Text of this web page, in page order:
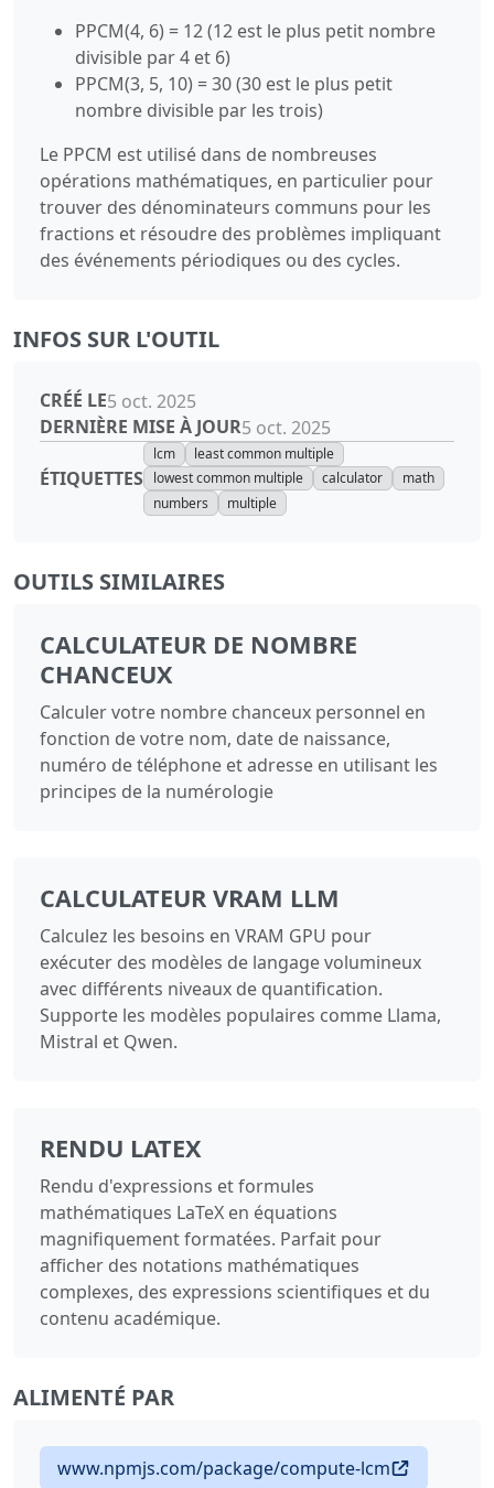
PPCM(4, 6) = 12 (12 est le plus petit nombre
divisible par 4 et 6)
PPCM(3, 5, 10) = 30 (30 est le plus petit
nombre divisible par les trois)
Le PPCM est utilisé dans de nombreuses
opérations mathématiques, en particulier pour
trouver des dénominateurs communs pour les
fractions et résoudre des problèmes impliquant
des événements périodiques ou des cycles.
INFOS SUR L'OUTIL
CRÉÉ LE5 oct. 2025
DERNIÈRE MISE À JOUR5 oct. 2025
ÉTIQUETTES
lcm
least common multiple
lowest common multiple
calculator
math
numbers
multiple
OUTILS SIMILAIRES
CALCULATEUR DE NOMBRE
CHANCEUX
Calculer votre nombre chanceux personnel en
fonction de votre nom, date de naissance,
numéro de téléphone et adresse en utilisant les
principes de la numérologie
CALCULATEUR VRAM LLM
Calculez les besoins en VRAM GPU pour
exécuter des modèles de langage volumineux
avec différents niveaux de quantification.
Supporte les modèles populaires comme Llama,
Mistral et Qwen.
RENDU LATEX
Rendu d'expressions et formules
mathématiques LaTeX en équations
magnifiquement formatées. Parfait pour
afficher des notations mathématiques
complexes, des expressions scientifiques et du
contenu académique.
ALIMENTÉ PAR
www.npmjs.com/package/compute-lcm